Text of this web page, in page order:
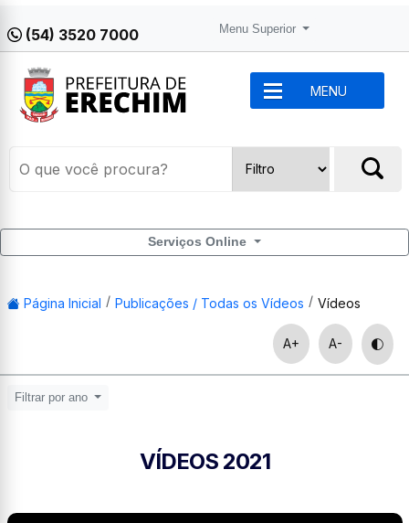
(54) 3520 7000 Menu Superior
MENU
Serviços Online
Página Inicial Publicações / Todas os Vídeos Vídeos
A+ A-
Filtrar por ano
VÍDEOS 2021